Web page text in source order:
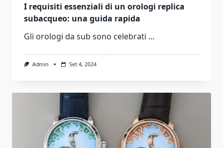
I requisiti essenziali di un orologi replica
subacqueo: una guida rapida
Gli orologi da sub sono celebrati ...
Admin Set 4, 2024